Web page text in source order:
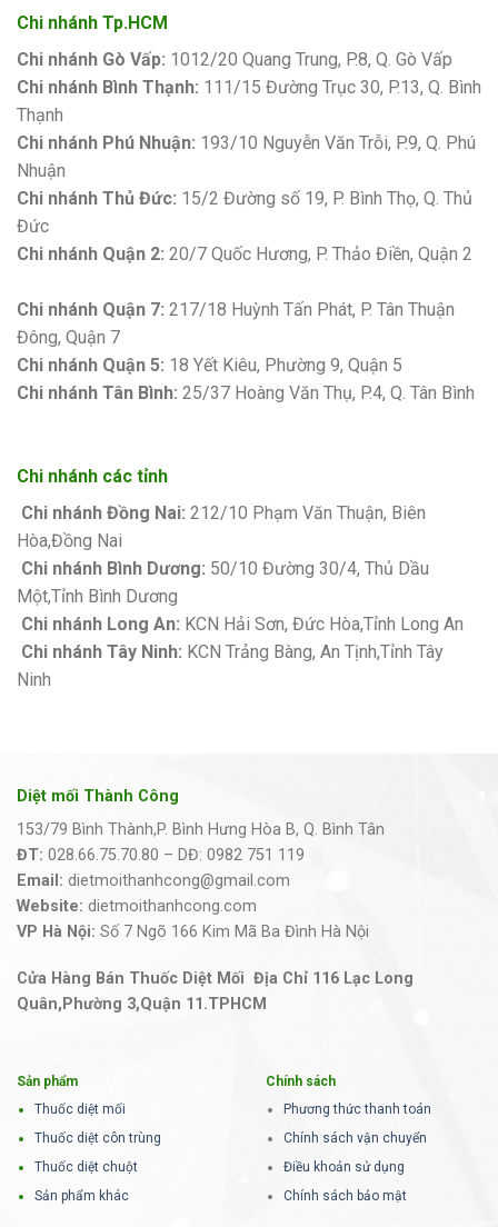
Chi nhánh Tp.HCM
Chi nhánh Gò Vấp: 1012/20 Quang Trung, P.8, Q. Gò Vấp
Chi nhánh Bình Thạnh: 111/15 Đường Trục 30, P.13, Q. Bình
Thạnh
Chi nhánh Phú Nhuận: 193/10 Nguyễn Văn Trỗi, P.9, Q. Phú
Nhuận
Chi nhánh Thủ Đức: 15/2 Đường số 19, P. Bình Thọ, Q. Thủ
Đức
Chi nhánh Quận 2: 20/7 Quốc Hương, P. Thảo Điền, Quận 2
Chi nhánh Quận 7: 217/18 Huỳnh Tấn Phát, P. Tân Thuận
Đông, Quận 7
Chi nhánh Quận 5: 18 Yết Kiêu, Phường 9, Quận 5
Chi nhánh Tân Bình: 25/37 Hoàng Văn Thụ, P.4, Q. Tân Bình
Chi nhánh các tỉnh
Chi nhánh Đồng Nai: 212/10 Phạm Văn Thuận, Biên
Hòa,Đồng Nai
Chi nhánh Bình Dương: 50/10 Đường 30/4, Thủ Dầu
Một,Tỉnh Bình Dương
Chi nhánh Long An: KCN Hải Sơn, Đức Hòa,Tỉnh Long An
Chi nhánh Tây Ninh: KCN Trảng Bàng, An Tịnh,Tỉnh Tây
Ninh
Diệt mối Thành Công
153/79 Bình Thành,P. Bình Hưng Hòa B, Q. Bình Tân
ĐT: 028.66.75.70.80 – DĐ: 0982 751 119
Email: dietmoithanhcong@gmail.com
Website: dietmoithanhcong.com
VP Hà Nội: Số 7 Ngõ 166 Kim Mã Ba Đình Hà Nội
Cửa Hàng Bán Thuốc Diệt Mối Địa Chỉ 116 Lạc Long
Quân,Phường 3,Quận 11.TPHCM
Sản phẩm
Thuốc diệt mối
Thuốc diệt côn trùng
Thuốc diệt chuột
Sản phẩm khác
Chính sách
Phương thức thanh toán
Chính sách vận chuyển
Điều khoản sử dụng
Chính sách bảo mật